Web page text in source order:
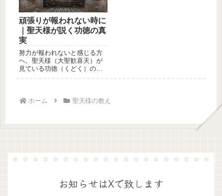
頑張りが報われない時に
｜聖天様が説く功徳の真
実
努力が報われないと感じる方
へ。聖天様（大聖歓喜天）が
見ている功徳（くどく）の真
ホーム
聖天様の教え
お知らせはXで致します